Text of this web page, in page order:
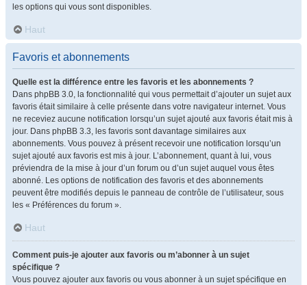
les options qui vous sont disponibles.
Haut
Favoris et abonnements
Quelle est la différence entre les favoris et les abonnements ?
Dans phpBB 3.0, la fonctionnalité qui vous permettait d’ajouter un sujet aux
favoris était similaire à celle présente dans votre navigateur internet. Vous
ne receviez aucune notification lorsqu’un sujet ajouté aux favoris était mis à
jour. Dans phpBB 3.3, les favoris sont davantage similaires aux
abonnements. Vous pouvez à présent recevoir une notification lorsqu’un
sujet ajouté aux favoris est mis à jour. L’abonnement, quant à lui, vous
préviendra de la mise à jour d’un forum ou d’un sujet auquel vous êtes
abonné. Les options de notification des favoris et des abonnements
peuvent être modifiés depuis le panneau de contrôle de l’utilisateur, sous
les « Préférences du forum ».
Haut
Comment puis-je ajouter aux favoris ou m’abonner à un sujet
spécifique ?
Vous pouvez ajouter aux favoris ou vous abonner à un sujet spécifique en